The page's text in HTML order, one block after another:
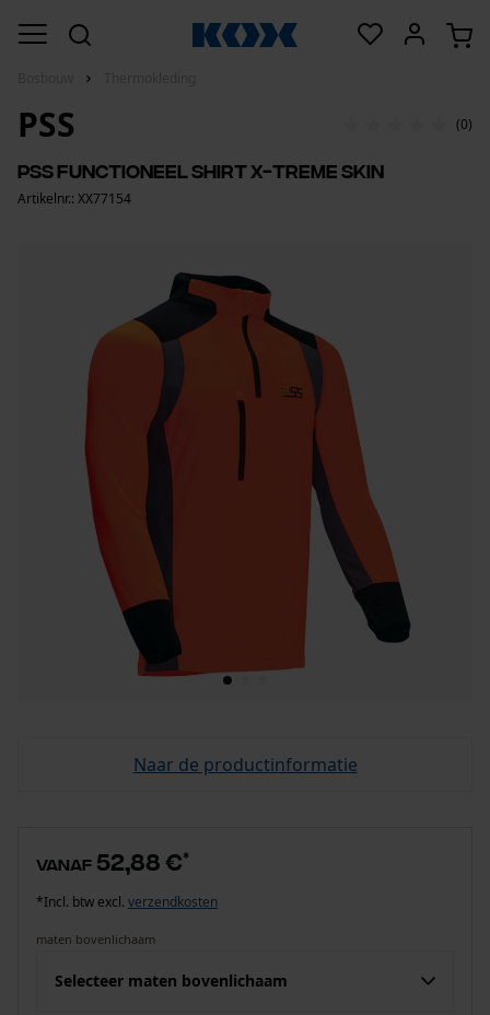
PSS (0)
PSS functioneel Shirt X-treme Skin
Artikelnr.: XX77154
Naar de productinformatie
vanaf 52,88 €*
*Incl. btw excl. verzendkosten
maten bovenlichaam
Selecteer maten bovenlichaam